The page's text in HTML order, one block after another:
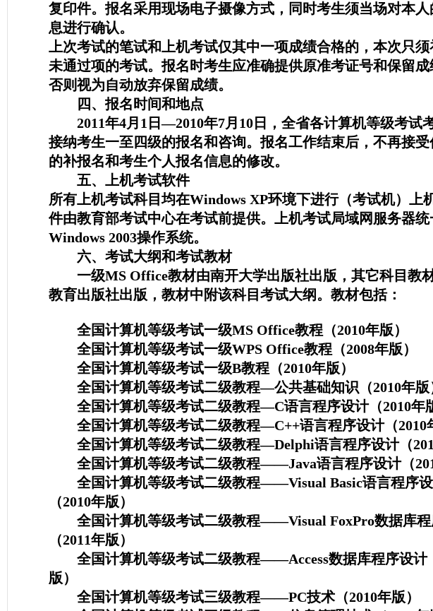
复印件。报名采用现场电子摄像方式，同时考生须当场对本人
息进行确认。
上次考试的笔试和上机考试仅其中一项成绩合格的，本次只须
未通过项的考试。报名时考生应准确提供原准考证号和保留成
否则视为自动放弃保留成绩。
四、报名时间和地点
2011年4月1日—2010年7月10日，全省各计算机等级考试
接纳考生一至四级的报名和咨询。报名工作结束后，不再接受
的补报名和考生个人报名信息的修改。
五、上机考试软件
所有上机考试科目均在Windows XP环境下进行（考试机）上
件由教育部考试中心在考试前提供。上机考试局域网服务器统
Windows 2003操作系统。
六、考试大纲和考试教材
一级MS Office教材由南开大学出版社出版，其它科目教
教育出版社出版，教材中附该科目考试大纲。教材包括：
全国计算机等级考试一级MS Office教程（2010年版）
全国计算机等级考试一级WPS Office教程（2008年版）
全国计算机等级考试一级B教程（2010年版）
全国计算机等级考试二级教程—公共基础知识（2010年版
全国计算机等级考试二级教程—C语言程序设计（2010年
全国计算机等级考试二级教程—C++语言程序设计（2010
全国计算机等级考试二级教程—Delphi语言程序设计（
全国计算机等级考试二级教程——Java语言程序设计（
全国计算机等级考试二级教程——Visual Basic语言程序
（2010年版）
全国计算机等级考试二级教程——Visual FoxPro数据库程
（2011年版）
全国计算机等级考试二级教程——Access数据库程序设计
版）
全国计算机等级考试三级教程——PC技术（2010年版）